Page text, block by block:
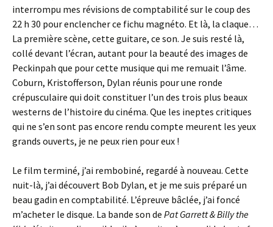
interrompu mes révisions de comptabilité sur le coup des
22 h 30 pour enclencher ce fichu magnéto. Et là, la claque…
La première scène, cette guitare, ce son. Je suis resté là,
collé devant l’écran, autant pour la beauté des images de
Peckinpah que pour cette musique qui me remuait l’âme.
Coburn, Kristofferson, Dylan réunis pour une ronde
crépusculaire qui doit constituer l’un des trois plus beaux
westerns de l’histoire du cinéma. Que les ineptes critiques
qui ne s’en sont pas encore rendu compte meurent les yeux
grands ouverts, je ne peux rien pour eux !
Le film terminé, j’ai rembobiné, regardé à nouveau. Cette
nuit-là, j’ai découvert Bob Dylan, et je me suis préparé un
beau gadin en comptabilité. L’épreuve bâclée, j’ai foncé
m’acheter le disque. La bande son de Pat Garrett & Billy the